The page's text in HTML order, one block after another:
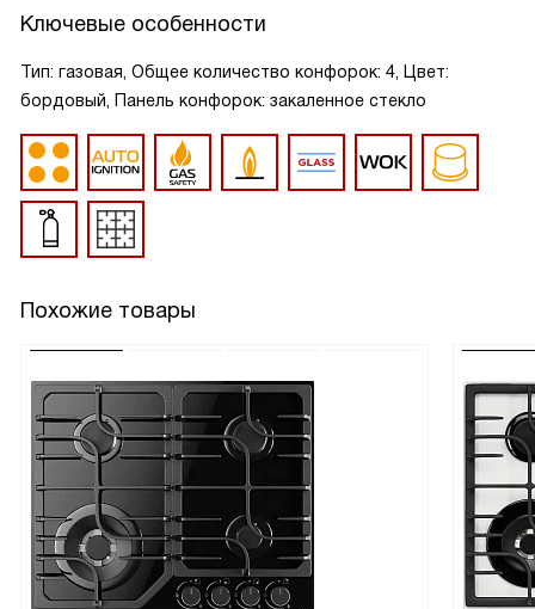
Ключевые особенности
Тип: газовая, Общее количество конфорок: 4, Цвет:
бордовый, Панель конфорок: закаленное стекло
Похожие товары